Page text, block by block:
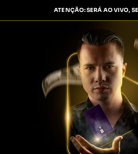
ATENÇÃO: SERÁ AO VIVO,